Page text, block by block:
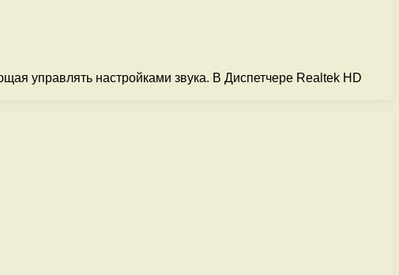
управлять настройками звука. В Диспетчере Realtek HD